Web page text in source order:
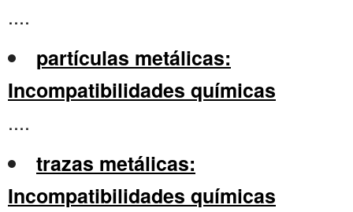
....
partículas metálicas:
Incompatibilidades químicas
....
trazas metálicas:
Incompatibilidades químicas